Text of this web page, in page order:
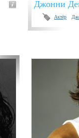
Джонни
Актёр